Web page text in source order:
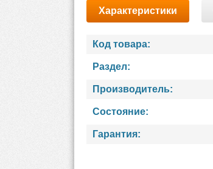
Характеристики
Код товара:
Раздел:
Производитель:
Состояние:
Гарантия: